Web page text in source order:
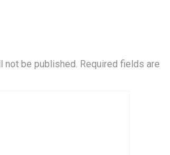
not be published. Required fields are